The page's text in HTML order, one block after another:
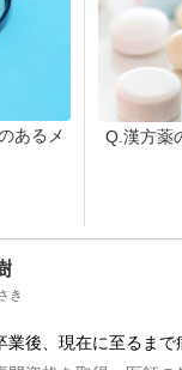
あるメ
Q.漢方薬
き
業後、現在に至るま